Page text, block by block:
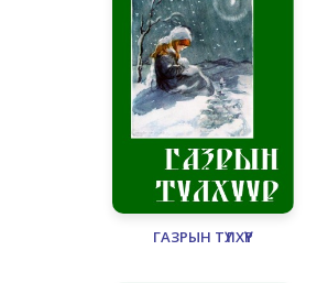
ГАЗРЫН ТҮЛХҮҮР